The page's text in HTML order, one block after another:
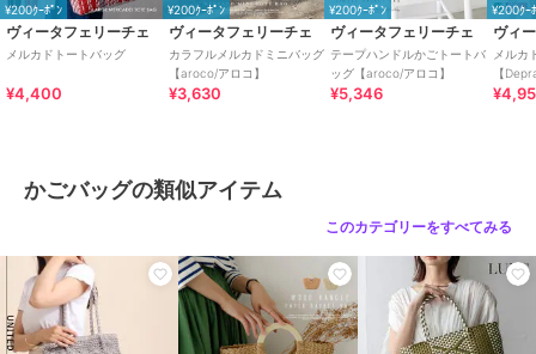
ブランド ヴィータフェリーチェ
ショップ ヴィータフェリーチェ
商品カテゴリ バッグ
カラー
ターコイズ、ブルー、ピンク、イ
エロー
素材
ポリエチレン
商品のお取り扱い方法
特徴
バッグ
¥200ｸｰﾎﾟﾝ
ヴィータフェリーチェ
メルカドトートバッグ
¥4,400
¥200ｸｰﾎﾟﾝ
ヴィータフェリーチェ
カラフルメルカドミニバッグ
【aroco/アロコ】
¥3,630
¥200ｸｰﾎﾟﾝ
ヴィータフェリーチェ
テープハンドルかごトートバ
ッグ【aroco/アロコ】
¥5,346
¥200ｸｰ
ヴィ
メルカ
【
かごバッグの類似アイテム
このカテゴリーをすべてみる